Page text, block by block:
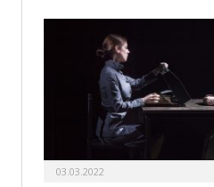
03.03.2022